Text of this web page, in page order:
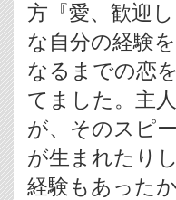
方『愛、歓迎
な自分の経験
なるまでの恋
てました。主
が、そのスピ
が生まれたり
経験もあった